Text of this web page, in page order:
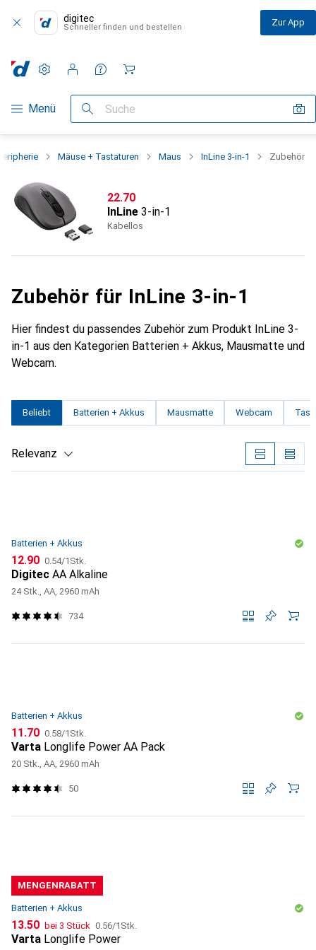
digitec
Schneller finden und bestellen Zur App
Navigation nach Kategorien
Menü Suche
Einstellungen
Kundenkonto
Vergleichslisten
Merklisten
Warenkorb
Mäuse + Tastaturen Maus InLine 3-in-1 Zubehör
CHF
22.70
InLine 3-in-1
Kabellos
Zubehör für InLine 3-in-1
Hier findest du passendes Zubehör zum Produkt InLine 3-
in-1 aus den Kategorien Batterien + Akkus, Mausmatte und
Webcam.
Beliebt Batterien + Akkus Mausmatte Webcam
Relevanz
Batterien + Akkus
CHF
12.90 CHF
0.54/1Stk.
Digitec AA Alkaline
24 Stk., AA, 2960 mAh
734
Batterien + Akkus
CHF
11.70 CHF
0.58/1Stk.
Varta Longlife Power AA Pack
20 Stk., AA, 2960 mAh
50
MENGENRABATT
Batterien + Akkus
CHF
13.50 bei 3 Stück CHF
0.56/1Stk.
Varta Longlife Power